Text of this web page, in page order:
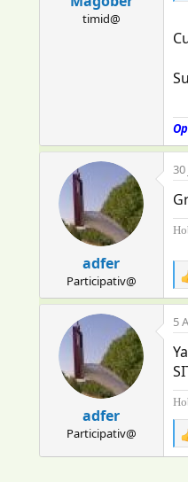
timid@
adfer
Participativ@
30
R
e
c
c
i
o
n
e
:
adfer
Participativ@
5
R
e